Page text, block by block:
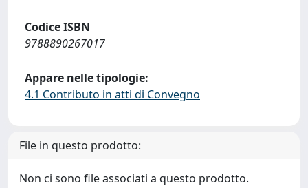
Codice ISBN
9788890267017
Appare nelle tipologie:
4.1 Contributo in atti di Convegno
File in questo prodotto:
Non ci sono file associati a questo prodotto.